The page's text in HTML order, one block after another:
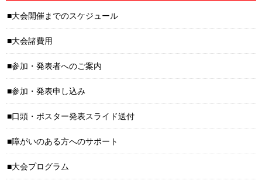
大会開催までのスケジュール
大会諸費用
参加・発表者へのご案内
参加・発表申し込み
口頭・ポスター発表スライド送付
障がいのある方へのサポート
大会プログラム